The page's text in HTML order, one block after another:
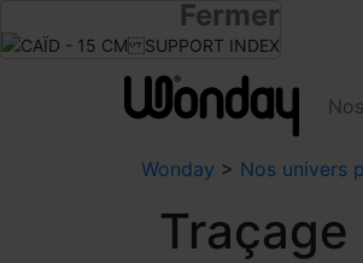
Devenir revendeur
Wonday > Nos univers
Traçage
Fermer